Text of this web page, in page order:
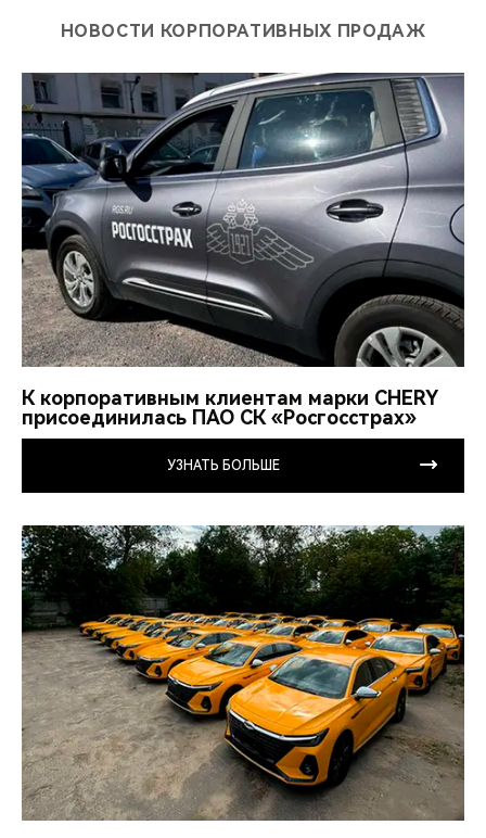
НОВОСТИ КОРПОРАТИВНЫХ ПРОДАЖ
К корпоративным клиентам марки CHERY
присоединилась ПАО СК «Росгосстрах»
УЗНАТЬ БОЛЬШЕ